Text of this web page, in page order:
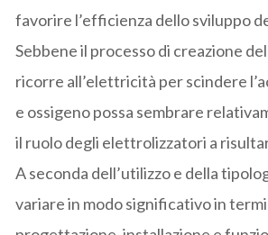
favorire l’efficienza dello sviluppo
Sebbene il processo di creazione
ricorre all’elettricità per scindere
e ossigeno possa sembrare
il ruolo degli elettrolizzatori a
A seconda dell’utilizzo e della
variare in modo significativo in